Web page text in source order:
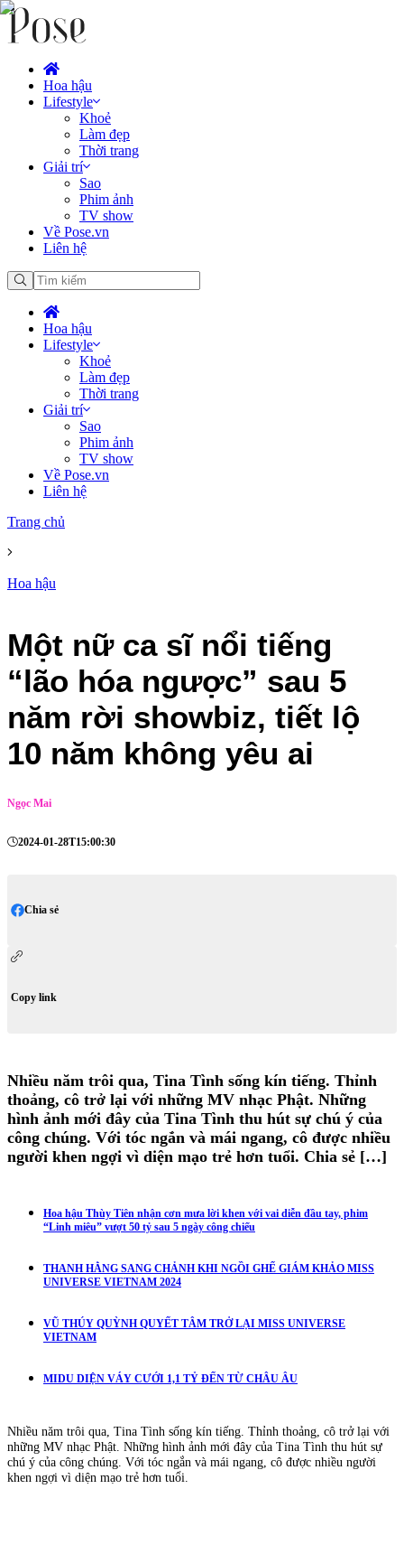
Hoa hậu
Lifestyle
Khoẻ
Làm đẹp
Thời trang
Giải trí
Sao
Phim ảnh
TV show
Về Pose.vn
Liên hệ
Hoa hậu
Lifestyle
Khoẻ
Làm đẹp
Thời trang
Giải trí
Sao
Phim ảnh
TV show
Về Pose.vn
Liên hệ
Trang chủ
Hoa hậu
Một nữ ca sĩ nổi tiếng
“lão hóa ngược” sau 5
năm rời showbiz, tiết lộ
10 năm không yêu ai
Ngọc Mai
2024-01-28T15:00:30
Chia sẻ
Copy link
Nhiều năm trôi qua, Tina Tình sống kín tiếng. Thỉnh
thoảng, cô trở lại với những MV nhạc Phật. Những
hình ảnh mới đây của Tina Tình thu hút sự chú ý của
công chúng. Với tóc ngắn và mái ngang, cô được nhiều
người khen ngợi vì diện mạo trẻ hơn tuổi. Chia sẻ […]
Hoa hậu Thùy Tiên nhận cơn mưa lời khen với vai diễn đầu tay, phim
“Linh miêu” vượt 50 tỷ sau 5 ngày công chiếu
THANH HẰNG SANG CHẢNH KHI NGỒI GHẾ GIÁM KHẢO MISS
UNIVERSE VIETNAM 2024
VŨ THÚY QUỲNH QUYẾT TÂM TRỞ LẠI MISS UNIVERSE
VIETNAM
MIDU DIỆN VÁY CƯỚI 1,1 TỶ ĐẾN TỪ CHÂU ÂU
Nhiều năm trôi qua, Tina Tình sống kín tiếng. Thỉnh thoảng, cô trở lại với
những MV nhạc Phật. Những hình ảnh mới đây của Tina Tình thu hút sự
chú ý của công chúng. Với tóc ngắn và mái ngang, cô được nhiều người
khen ngợi vì diện mạo trẻ hơn tuổi.